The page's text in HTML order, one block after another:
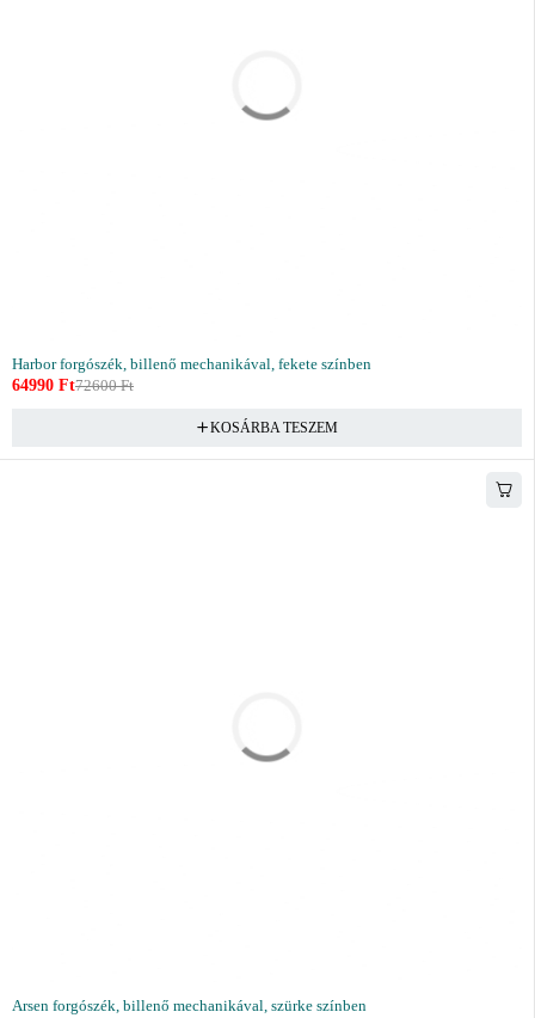
Harbor forgószék, billenő mechanikával, fekete színben
72600Ft
64990 Ft
KOSÁRBA TESZEM
Arsen forgószék, billenő mechanikával, szürke színben